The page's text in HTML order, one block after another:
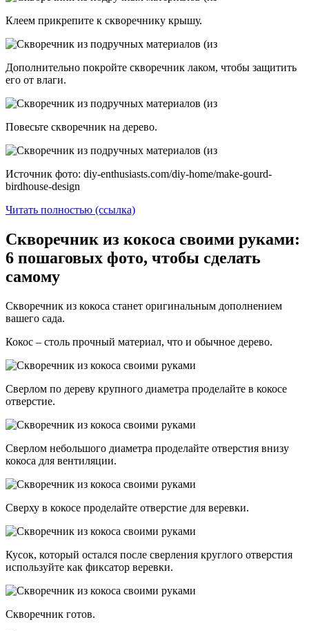
Клеем прикрепите к скворечнику крышу.
Дополнительно покройте скворечник лаком, чтобы защитить
его от влаги.
Повесьте скворечник на дерево.
Источник фото: diy-enthusiasts.com/diy-home/make-gourd-
birdhouse-design
Читать полностью (ссылка)
Скворечник из кокоса своими руками:
6 пошаговых фото, чтобы сделать
самому
Скворечник из кокоса станет оригинальным дополнением
вашего сада.
Кокос – столь прочный материал, что и обычное дерево.
Сверлом по дереву крупного диаметра проделайте в кокосе
отверстие.
Сверлом небольшого диаметра проделайте отверстия внизу
кокоса для вентиляции.
Сверху в кокосе проделайте отверстие для веревки.
Кусок, который остался после сверления круглого отверстия
используйте как фиксатор веревки.
Скворечник готов.